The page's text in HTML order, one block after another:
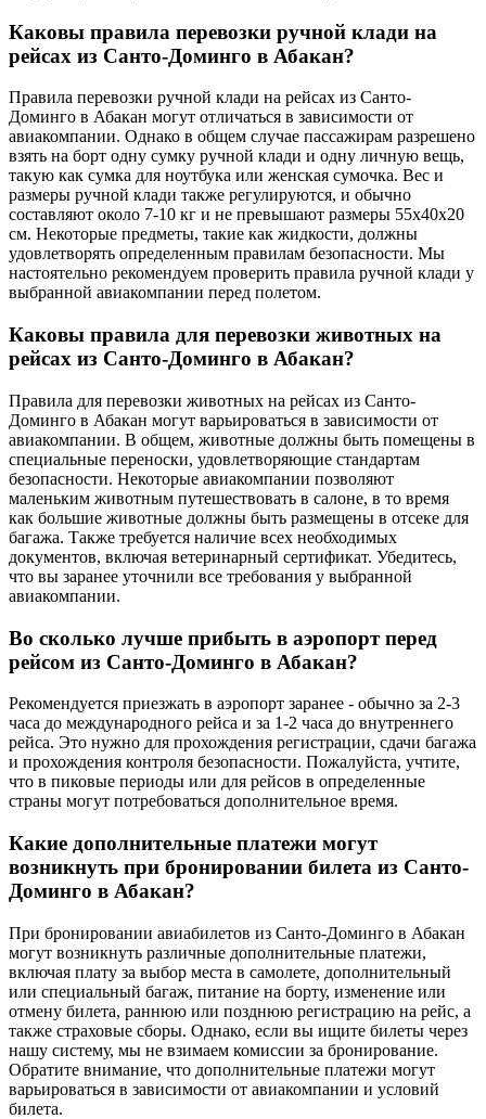
Каковы правила перевозки ручной клади на
рейсах из Санто-Доминго в Абакан?
Правила перевозки ручной клади на рейсах из Санто-
Доминго в Абакан могут отличаться в зависимости от
авиакомпании. Однако в общем случае пассажирам разрешено
взять на борт одну сумку ручной клади и одну личную вещь,
такую как сумка для ноутбука или женская сумочка. Вес и
размеры ручной клади также регулируются, и обычно
составляют около 7-10 кг и не превышают размеры 55x40x20
см. Некоторые предметы, такие как жидкости, должны
удовлетворять определенным правилам безопасности. Мы
настоятельно рекомендуем проверить правила ручной клади у
выбранной авиакомпании перед полетом.
Каковы правила для перевозки животных на
рейсах из Санто-Доминго в Абакан?
Правила для перевозки животных на рейсах из Санто-
Доминго в Абакан могут варьироваться в зависимости от
авиакомпании. В общем, животные должны быть помещены в
специальные переноски, удовлетворяющие стандартам
безопасности. Некоторые авиакомпании позволяют
маленьким животным путешествовать в салоне, в то время
как большие животные должны быть размещены в отсеке для
багажа. Также требуется наличие всех необходимых
документов, включая ветеринарный сертификат. Убедитесь,
что вы заранее уточнили все требования у выбранной
авиакомпании.
Во сколько лучше прибыть в аэропорт перед
рейсом из Санто-Доминго в Абакан?
Рекомендуется приезжать в аэропорт заранее - обычно за 2-3
часа до международного рейса и за 1-2 часа до внутреннего
рейса. Это нужно для прохождения регистрации, сдачи багажа
и прохождения контроля безопасности. Пожалуйста, учтите,
что в пиковые периоды или для рейсов в определенные
страны могут потребоваться дополнительное время.
Какие дополнительные платежи могут
возникнуть при бронировании билета из Санто-
Доминго в Абакан?
При бронировании авиабилетов из Санто-Доминго в Абакан
могут возникнуть различные дополнительные платежи,
включая плату за выбор места в самолете, дополнительный
или специальный багаж, питание на борту, изменение или
отмену билета, раннюю или позднюю регистрацию на рейс, а
также страховые сборы. Однако, если вы ищите билеты через
нашу систему, мы не взимаем комиссии за бронирование.
Обратите внимание, что дополнительные платежи могут
варьироваться в зависимости от авиакомпании и условий
билета.